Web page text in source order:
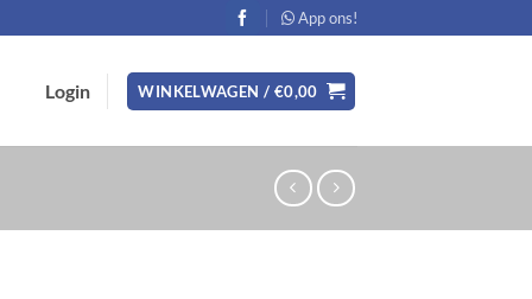
App ons!
Login WINKELWAGEN / €0,00